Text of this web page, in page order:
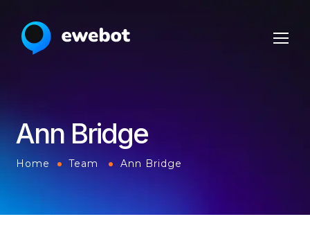
Ann Bridge
Home Team Ann Bridge